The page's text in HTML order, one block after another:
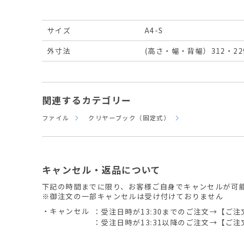
サイズ
A4-S
外寸法
(高さ・幅・背幅）312・
関連するカテゴリー
ファイル クリヤーブック（固定式）
キャンセル・返品について
下記の時間までに限り、お客様ご自身でキャンセルが可能
※御注文の一部キャンセルは受け付けておりません
・キャンセル
：受注日時が13:30までのご注文→【ご
：受注日時が13:31以降のご注文→【ご